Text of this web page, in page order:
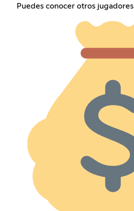
Puedes conocer otros jugadores